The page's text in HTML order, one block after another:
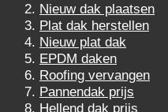
Nieuw dak plaatsen
Plat dak herstellen
Nieuw plat dak
EPDM daken
Roofing vervangen
Pannendak prijs
Hellend dak prijs